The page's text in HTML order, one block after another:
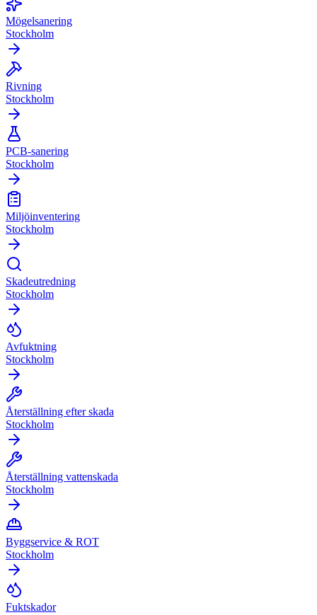
Mögelsanering
Stockholm
Rivning
Stockholm
PCB-sanering
Stockholm
Miljöinventering
Stockholm
Skadeutredning
Stockholm
Avfuktning
Stockholm
Återställning efter skada
Stockholm
Återställning vattenskada
Stockholm
Byggservice & ROT
Stockholm
Fuktskador